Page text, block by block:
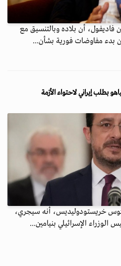
فاديفول، أن بلاده وبالتنسيق مع
بدء مفاوضات فورية بشأن...
بطلب إيراني لاحتواء الأزمة
خريستودوليديس، أنه سيجري،
الوزراء الإسرائيلي بنيامين...